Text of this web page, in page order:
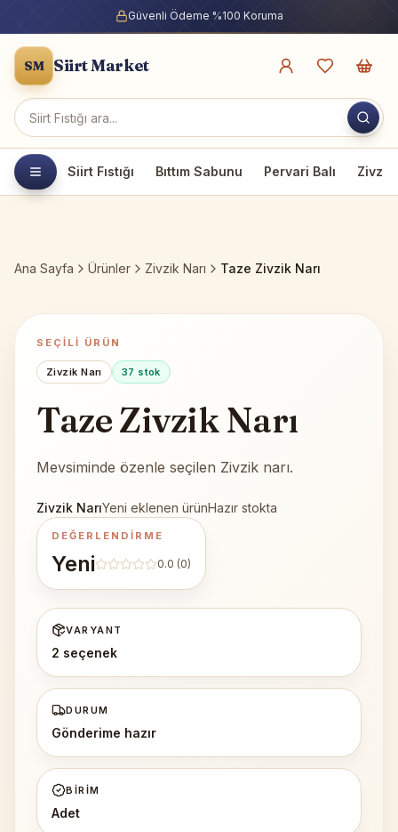
Güvenli Ödeme %100 Koruma
SM Siirt Market
Ürün ara
Siirt Fıstığı Bıttım Sabunu Pervari Balı Zivzik
Ana Sayfa Ürünler Zivzik Narı Taze Zivzik Narı
SEÇILI ÜRÜN
Zivzik Narı 37 stok
Taze Zivzik Narı
Mevsiminde özenle seçilen Zivzik narı.
Zivzik NarıYeni eklenen ürünHazır stokta
DEĞERLENDIRME
Yeni 0.0 (0)
VARYANT
2 seçenek
DURUM
Gönderime hazır
BIRIM
Adet